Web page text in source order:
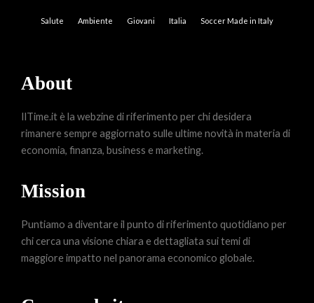
Salute Ambiente Giovani Italia Soccer Made in Italy
About
IlTime.it è la webzine di riferimento per chi desidera
rimanere sempre aggiornato sulle ultime novità in materia di
economia, finanza, business e marketing.
Mission
Puntiamo a diventare il punto di riferimento quotidiano per
chi cerca una visione chiara e dettagliata sui temi di
maggiore impatto nel panorama economico globale.